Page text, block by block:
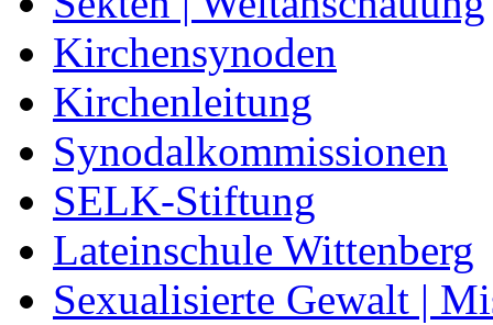
Kirchensynoden
Kirchenleitung
Synodalkommissionen
SELK-Stiftung
Lateinschule Wittenberg
Sexualisierte Gewalt |